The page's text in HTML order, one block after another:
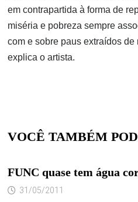
em contrapartida à forma de
miséria e pobreza sempre
com e sobre paus extraídos de
explica o artista.
VOCÊ TAMBÉM
FUNC quase tem água
31/05/2011